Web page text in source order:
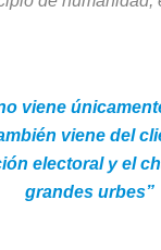
viene
viene del
electoral y el
grandes urbes”